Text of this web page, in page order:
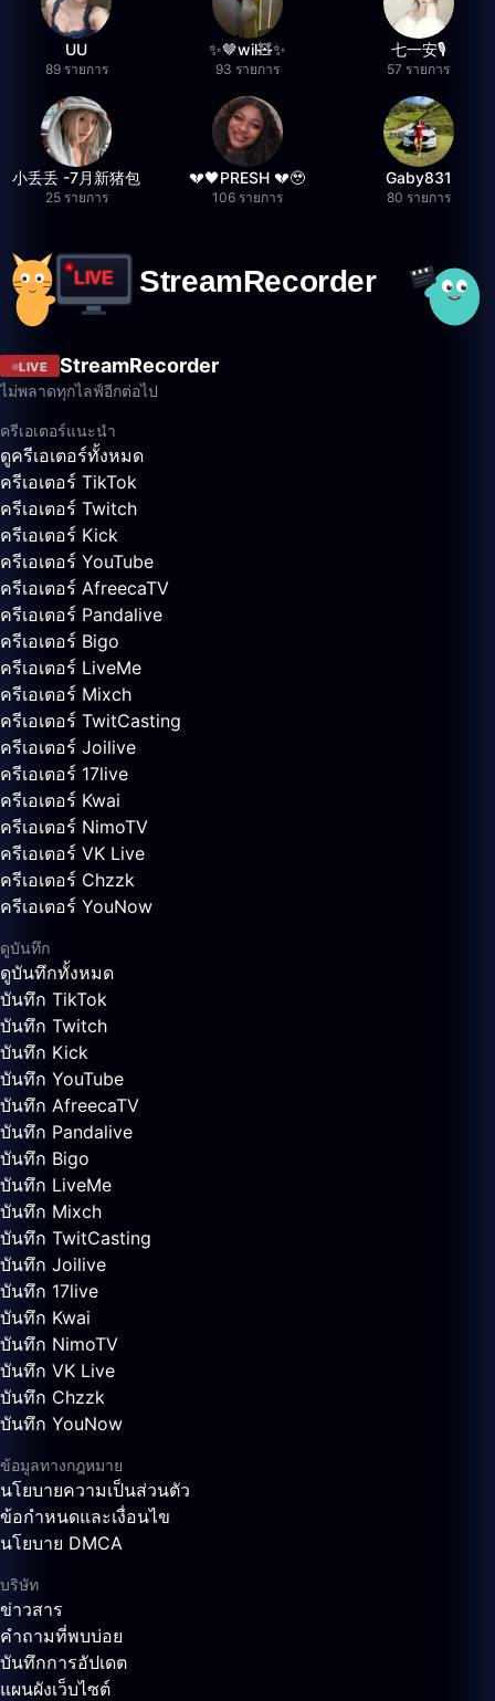
UU
89 รายการ
✨🤎wil🧸✨
93 รายการ
七一安🎙️
57 รายการ
小丢丢 -7月新猪包
25 รายการ
💔🖤PRESH 💔🥹
106 รายการ
Gaby831
80 รายการ
LIVE StreamRecorder
ไม่พลาดทุกไลฟ์อีกต่อไป
ครีเอเตอร์แนะนำ
ดูครีเอเตอร์ทั้งหมด
ครีเอเตอร์ TikTok
ครีเอเตอร์ Twitch
ครีเอเตอร์ Kick
ครีเอเตอร์ YouTube
ครีเอเตอร์ AfreecaTV
ครีเอเตอร์ Pandalive
ครีเอเตอร์ Bigo
ครีเอเตอร์ LiveMe
ครีเอเตอร์ Mixch
ครีเอเตอร์ TwitCasting
ครีเอเตอร์ Joilive
ครีเอเตอร์ 17live
ครีเอเตอร์ Kwai
ครีเอเตอร์ NimoTV
ครีเอเตอร์ VK Live
ครีเอเตอร์ Chzzk
ครีเอเตอร์ YouNow
ดูบันทึก
ดูบันทึกทั้งหมด
บันทึก TikTok
บันทึก Twitch
บันทึก Kick
บันทึก YouTube
บันทึก AfreecaTV
บันทึก Pandalive
บันทึก Bigo
บันทึก LiveMe
บันทึก Mixch
บันทึก TwitCasting
บันทึก Joilive
บันทึก 17live
บันทึก Kwai
บันทึก NimoTV
บันทึก VK Live
บันทึก Chzzk
บันทึก YouNow
ข้อมูลทางกฎหมาย
นโยบายความเป็นส่วนตัว
ข้อกำหนดและเงื่อนไข
นโยบาย DMCA
บริษัท
ข่าวสาร
คำถามที่พบบ่อย
บันทึกการอัปเดต
แผนผังเว็บไซต์